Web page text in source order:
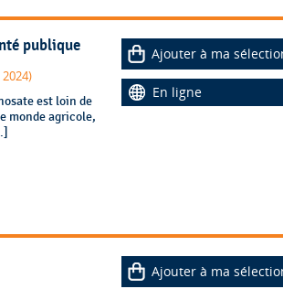
publique
est loin de
monde agricole,
Ajouter à ma
En ligne
Ajouter à ma